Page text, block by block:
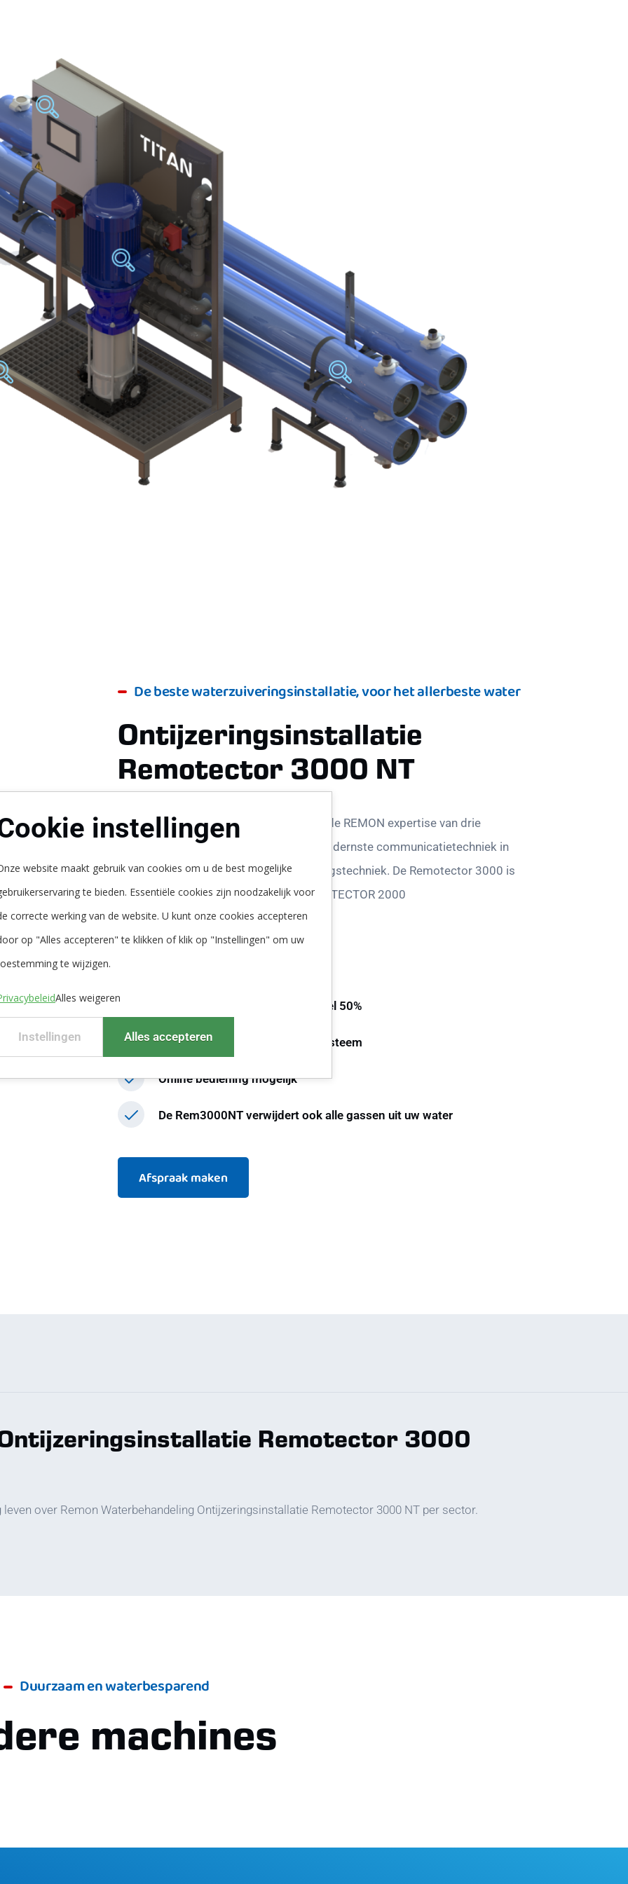
M3/h
De beste waterzuiveringsinstallatie, voor het allerbeste water
Ontijzeringsinstallatie
Remotector 3000 NT
De REMOTECTOR 3000 NT combineert de REMON expertise van drie
decennia, een innovatief patent en de modernste communicatietechniek in
een nieuwe dimensie in de waterzuiveringstechniek. De Remotector 3000 is
de opvolger van de legendarische REMOTECTOR 2000
ontijzeringsinstallatie.
Enorme energiebesparing tot wel 50%
Uit te voeren met Oxygenatie Systeem
Online bediening mogelijk
De Rem3000NT verwijdert ook alle gassen uit uw water
Afspraak maken
Remotector 3000
over Remon Waterbehandeling Ontijzeringsinstallatie Remotector 3000 NT per sector.
Duurzaam en waterbesparend
machines
instellingen
website maakt gebruik van cookies om u de best mogelijke
te bieden. Essentiële cookies zijn noodzakelijk voor
correcte werking van de website. U kunt onze cookies accepteren
op "Alles accepteren" te klikken of klik op "Instellingen" om uw
te wijzigen.
Alles weigeren
Instellingen Alles accepteren